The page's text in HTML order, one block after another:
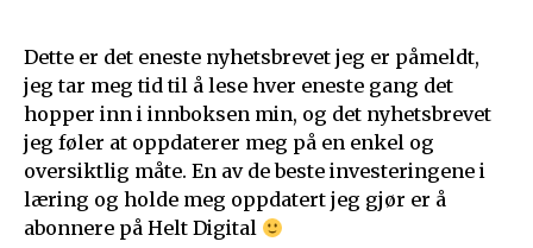
Dette er det eneste nyhetsbrevet jeg er påmeldt,
jeg tar meg tid til å lese hver eneste gang det
hopper inn i innboksen min, og det nyhetsbrevet
jeg føler at oppdaterer meg på en enkel og
oversiktlig måte. En av de beste investeringene i
læring og holde meg oppdatert jeg gjør er å
abonnere på Helt Digital